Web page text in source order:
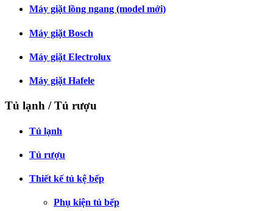
Máy giặt lồng ngang (model mới)
Máy giặt Bosch
Máy giặt Electrolux
Máy giặt Hafele
Tủ lạnh / Tủ rượu
Tủ lạnh
Tủ rượu
Thiết kế tủ kệ bếp
Phụ kiện tủ bếp